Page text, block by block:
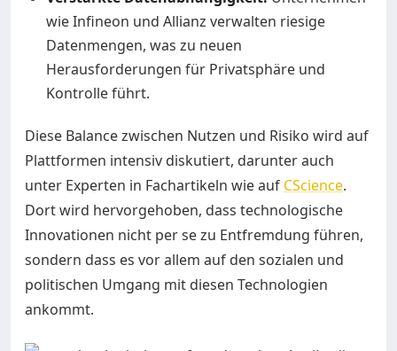
wie Infineon und Allianz verwalten riesige
Datenmengen, was zu neuen
Herausforderungen für Privatsphäre und
Kontrolle führt.
Diese Balance zwischen Nutzen und Risiko wird auf
Plattformen intensiv diskutiert, darunter auch
unter Experten in Fachartikeln wie auf CScience.
Dort wird hervorgehoben, dass technologische
Innovationen nicht per se zu Entfremdung führen,
sondern dass es vor allem auf den sozialen und
politischen Umgang mit diesen Technologien
ankommt.